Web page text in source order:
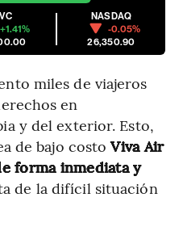
+1.41%
NASDAQ
-0.05%
26,350.90
miles de viajeros
en
y del exterior. Esto,
de bajo costoViva Air
forma inmediata y
de la difícil situación